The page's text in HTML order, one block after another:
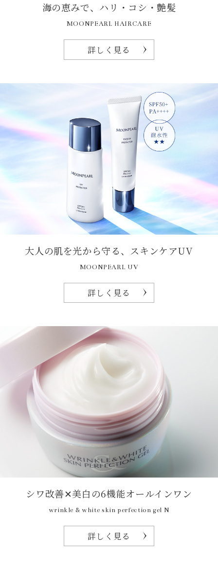
海の恵みで、ハリ・コシ・艶髪
MOONPEARL HAIRCARE
詳しく見る
大人の肌を光から守る、スキンケアUV
MOONPEARL UV
詳しく見る
シワ改善✕美白の6機能オールインワン
wrinkle & white skin perfection gel N
詳しく見る